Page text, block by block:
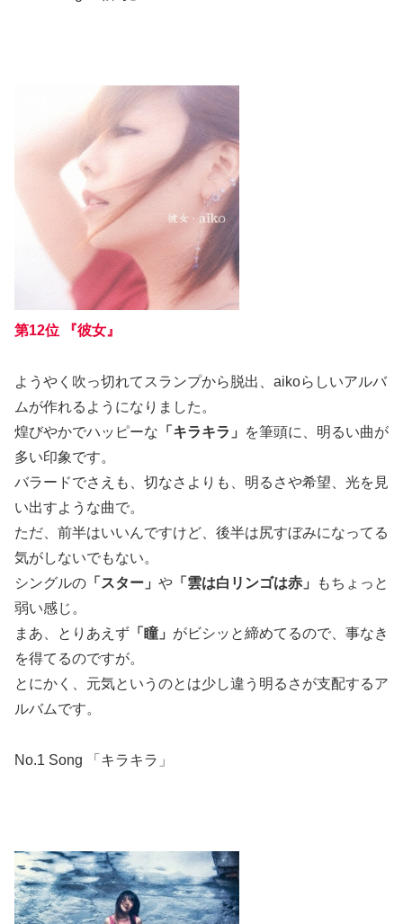
第12位 『彼女』
ようやく吹っ切れてスランプから脱出、aikoらしいアルバ
ムが作れるようになりました。
煌びやかでハッピーな 「キラキラ」
を筆頭に、明るい曲が
多い印象です。
バラードでさえも、切なさよりも、明るさや希望、光を見
い出すような曲で。
ただ、前半はいいんですけど、後半は尻すぼみになってる
気がしないでもない。
シングルの 「スター」 や 「雲は白リンゴは赤」
もちょっと
弱い感じ。
まあ、とりあえず 「瞳」 がビシッと締めてるので、事なき
を得てるのですが。
とにかく、元気というのとは少し違う明るさが支配するア
ルバムです。
No.1 Song 「キラキラ」